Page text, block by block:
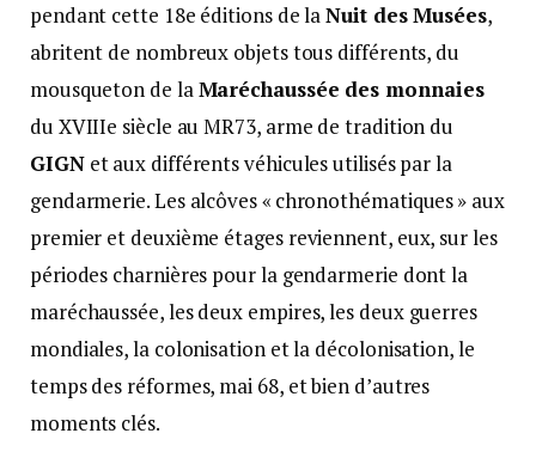
pendant cette 18e éditions de laNuit des Musées,
abritent de nombreux objets tous différents, du
mousqueton de laMaréchaussée des monnaies
du XVIIIe siècle au MR73, arme de tradition du
GIGNet aux différents véhicules utilisés par la
gendarmerie. Les alcôves « chronothématiques » aux
premier et deuxième étages reviennent, eux, sur les
périodes charnières pour la gendarmerie dont la
maréchaussée, les deux empires, les deux guerres
mondiales, la colonisation et la décolonisation, le
temps des réformes, mai 68, et bien d’autres
moments clés.